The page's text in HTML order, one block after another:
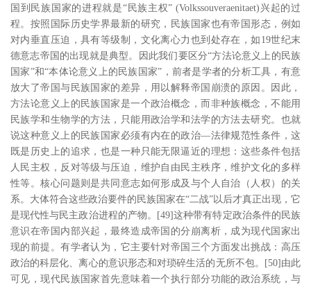
国到民族国家的进程就是“民族主权”(Volkssouveraenitaet) 兴起的过
程。按照国际历史学界最新的研究，民族国家也有帝国形态，例如
对内垂直压迫，具有等级制，文化离心力也到处存在，如 19世纪末
德意志帝国的出现就是典型。因此我们要区分“方法论意义上的民族
国家”和“本体论意义上的民族国家”，前者是学者的分析工具，有意
放大了帝国与民族国家的差异，用以解释帝国崩溃的原因。因此，
方法论意义上的民族国家是一个政治概念，而非种族概念，不能用
民族学和生物学的方法，只能用政治学和法学的方法去研究。也就
说这种意义上的民族国家必须有内在的政治―法律规范性条件，这
既是历史上的追求，也是一种只能无限逼近的理想：这些条件包括
人民主权，反对等级与压迫，维护自由民主秩序，维护文化的多样
性等。核心问题则是共同意志如何形成及与个人自治（人权）的关
系。大体符合这些政治要件的民族国家在“二战”以后才真正出现，它
是现代性与民主政治进程的产物。
[49]这种带有特定政治条件的民族
意识在帝国内部兴起，最终造成帝国的分崩离析，成为现代国家出
现的前提。有学者认为，它主要针对帝国三个方面发出挑战：高压
政治的科层化、离心的意识形态和对琐碎生活的无所不包。
[50] 由此
可见，现代民族国家首先意味着一个执行部分功能的政治系统，与